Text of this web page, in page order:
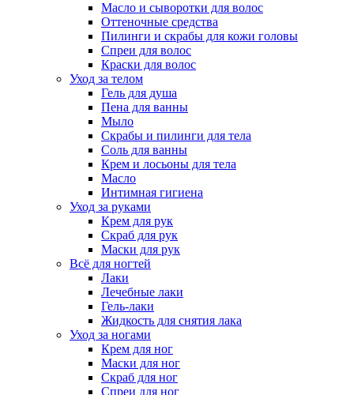
Масло и сыворотки для волос
Оттеночные средства
Пилинги и скрабы для кожи головы
Спреи для волос
Краски для волос
Уход за телом
Гель для душа
Пена для ванны
Мыло
Скрабы и пилинги для тела
Соль для ванны
Крем и лосьоны для тела
Масло
Интимная гигиена
Уход за руками
Крем для рук
Скраб для рук
Маски для рук
Всё для ногтей
Лаки
Лечебные лаки
Гель-лаки
Жидкость для снятия лака
Уход за ногами
Крем для ног
Маски для ног
Скраб для ног
Спреи для ног